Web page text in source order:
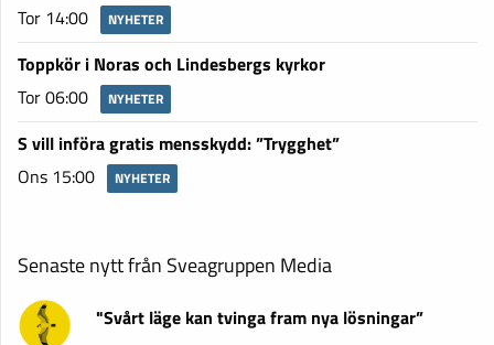
Tor 14:00
NYHETER
Toppkör i Noras och Lindesbergs kyrkor
Tor 06:00
NYHETER
S vill införa gratis mensskydd: ”Trygghet”
Ons 15:00
NYHETER
Senaste nytt från Sveagruppen Media
"Svårt läge kan tvinga fram nya lösningar”